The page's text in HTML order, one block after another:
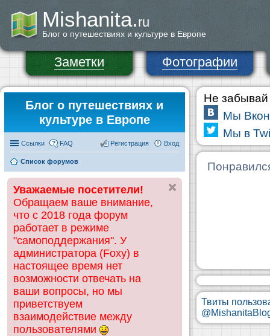
Mishanita.ru
Блог о путешествиях и культуре в Европе
Заметки Фотографии
Блог о путешествиях и
культуре в Европе
Ссылки FAQ Вход
Регистрация
Список форумов
Уважаемые посетители!
Обращаем ваше внимание,
что с 2018 года форум
работает в режиме
"самоподдержания". У
администратора (Foxy) в
настоящее время нет
возможности отвечать на
ваши вопросы, но мы
приветствуем
взаимодействие между
пользователями
Не забывай
Мы
Мы в
Твиты